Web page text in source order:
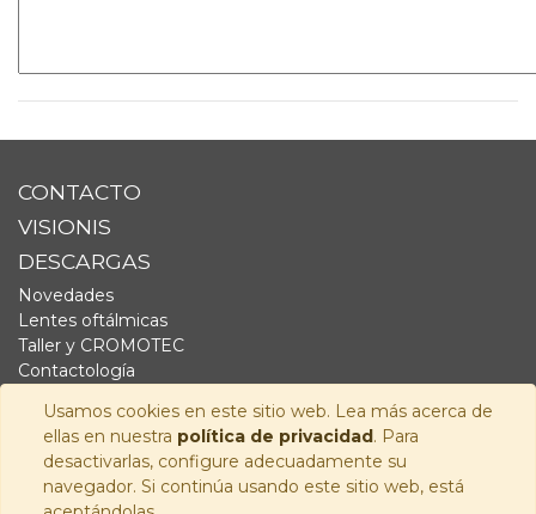
Usamos cookies en este sitio web. Lea más acerca de
ellas en nuestra política de privacidad. Para
desactivarlas, configure adecuadamente su
navegador. Si continúa usando este sitio web, está
CONTACTO
VISIONIS
DESCARGAS
Novedades
Lentes oftálmicas
Taller y CROMOTEC
Contactología
Fornitura
Audiología
SÍGUENOS